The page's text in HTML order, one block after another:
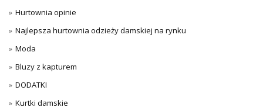
Hurtownia opinie
Najlepsza hurtownia odzieży damskiej na rynku
Moda
Bluzy z kapturem
DODATKI
Kurtki damskie